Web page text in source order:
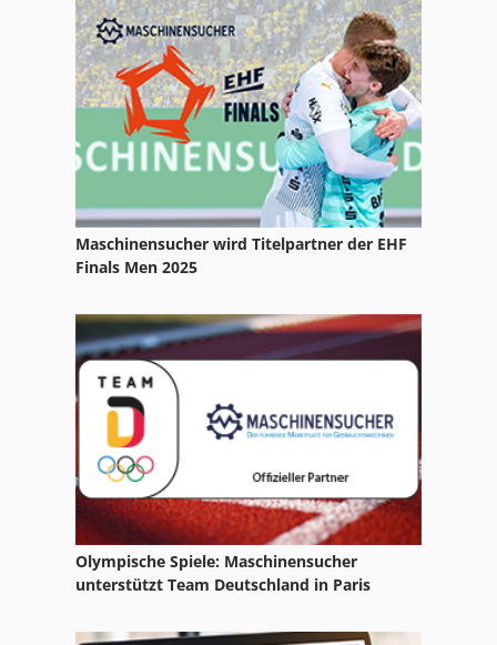
Case Ih Mx 110
Case Ih Mx 135
Case Ih Mx 230
Maschinensucher wird Titelpartner der EHF
Finals Men 2025
Olympische Spiele: Maschinensucher
unterstützt Team Deutschland in Paris